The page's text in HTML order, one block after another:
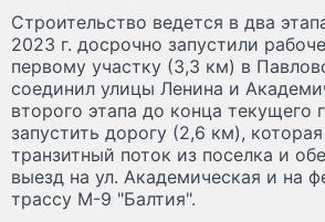
Строительство ведется в два
2023 г. досрочно запустили
первому участку (3,3 км) в
соединил улицы Ленина и
второго этапа до конца текущего
запустить дорогу (2,6 км),
транзитный поток из поселка и
выезд на ул. Академическая и на
трассу М-9 "Балтия".